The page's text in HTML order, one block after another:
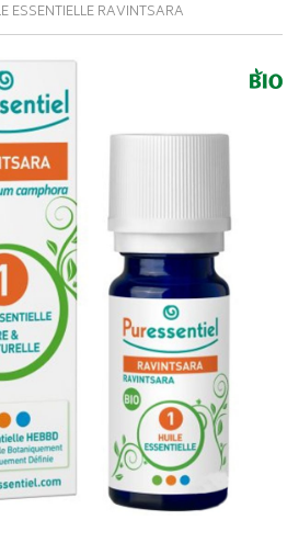
ESSENTIELLE RAVINTSARA